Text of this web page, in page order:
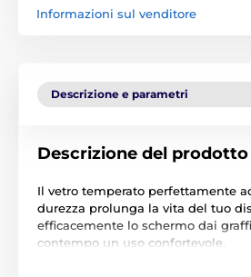
Informazioni sul venditore
Descrizione e parametri
Descrizione del prodotto
Il vetro temperato perfettamente
durezza prolunga la vita del tuo
efficacemente lo schermo dai
contempo un uso confortevole.